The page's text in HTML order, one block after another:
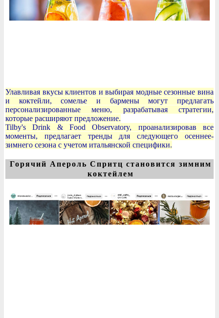
Улавливая вкусы клиентов и выбирая модные сезонные вина
и коктейли, сомелье и бармены могут предлагать
персонализированные меню, разрабатывая стратегии,
которые расширяют предложение.
Tilby's Drink & Food Observatory, проанализировав все
моменты, предлагает тренды для следующего осеннее-
зимнего сезона с учетом итальянской специфики.
Горячий Апероль Спритц становится зимним
коктейлем